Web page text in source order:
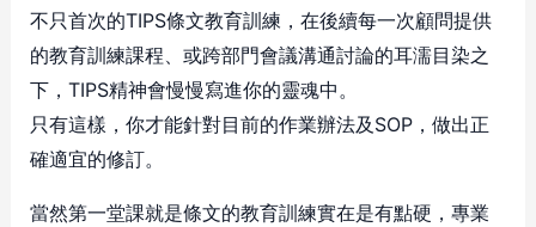
不只首次的TIPS條文教育訓練，在後續每一次顧問提供
的教育訓練課程、或跨部門會議溝通討論的耳濡目染之
下，TIPS精神會慢慢寫進你的靈魂中。
只有這樣，你才能針對目前的作業辦法及SOP，做出正
確適宜的修訂。
當然第一堂課就是條文的教育訓練實在是有點硬，專業